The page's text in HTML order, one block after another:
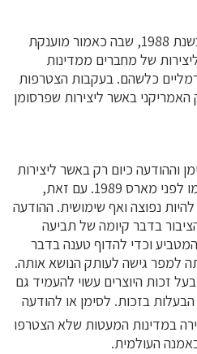
ארה"ב הצטרפה לאמנת ברן בשנת 1988, שבה כאמור מוענקת
של מחברים ממדינות
כלשהם. בעקבות הצטרפות
באשר ליצירות שפרסומן
וההודעה כיום רק באשר ליצירות
המופצות בארה"ב ואשר פורסמו לפני מארס 1989. עם זאת,
נפוצה ואף שימושית. ההודעה
בדבר קיומה של תביעה
וכדי להדוף טענה בדבר
למפר גישה לעותק הנושא אותה.
זכות היוצרים עשוי להעמיד גם
בזכות. לסימן או להודעה
במדינות המעטות שלא הצטרפו
העולמית.